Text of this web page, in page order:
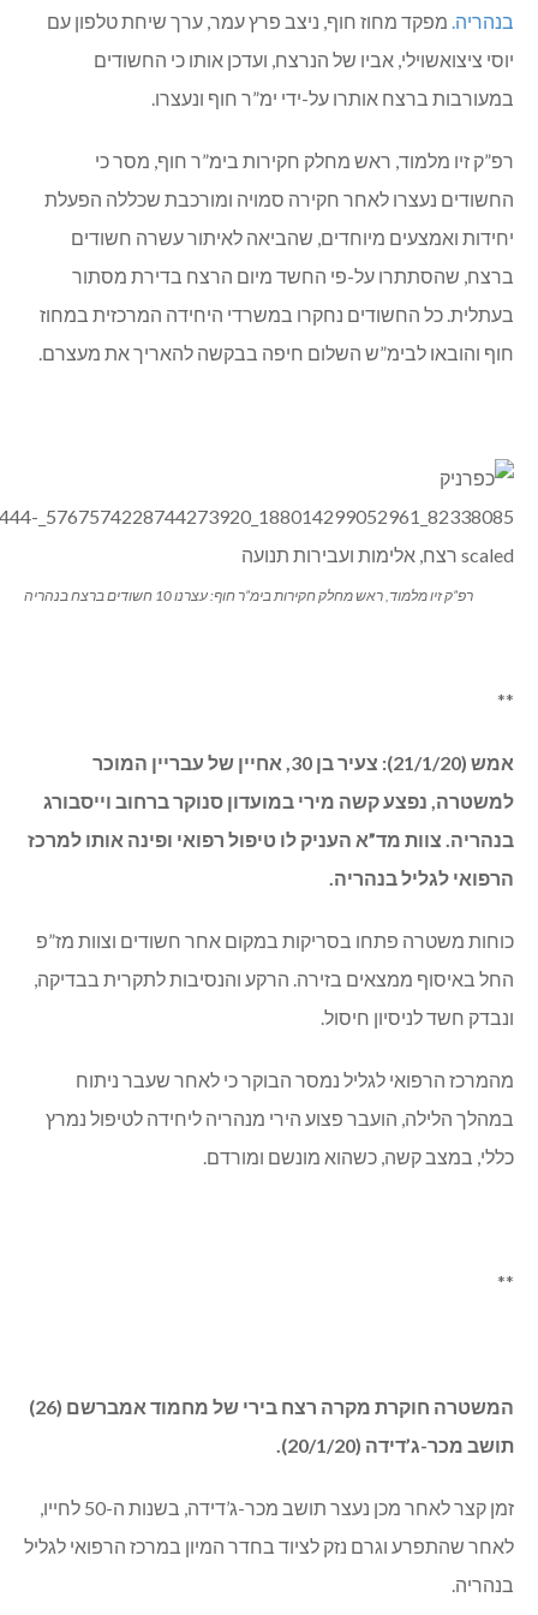
בנהריה.מפקד מחוז חוף, ניצב פרץ עמר, ערך שיחת טלפון עם
יוסי ציצואשוילי, אביו של הנרצח, ועדכן אותו כי החשודים
במעורבות ברצח אותרו על-ידי ימ”ר חוף ונעצרו.
רפ”ק זיו מלמוד, ראש מחלק חקירות בימ”ר חוף, מסר כי
החשודים נעצרו לאחר חקירה סמויה ומורכבת שכללה הפעלת
יחידות ואמצעים מיוחדים, שהביאה לאיתור עשרה חשודים
ברצח, שהסתתרו על-פי החשד מיום הרצח בדירת מסתור
בעתלית. כל החשודים נחקרו במשרדי היחידה המרכזית במחוז
חוף והובאו לבימ”ש השלום חיפה בבקשה להאריך את מעצרם.
רפ”ק זיו מלמוד, ראש מחלק חקירות בימ”ר חוף: עצרנו 10 חשודים ברצח בנהריה
אמש (21/1/20): צעיר בן 30, אחיין של עבריין המוכר
למשטרה, נפצע קשה מירי במועדון סנוקר ברחוב וייסבורג
בנהריה. צוות מד”א העניק לו טיפול רפואי ופינה אותו למרכז
הרפואי לגליל בנהריה.
כוחות משטרה פתחו בסריקות במקום אחר חשודים וצוות מז”פ
החל באיסוף ממצאים בזירה. הרקע והנסיבות לתקרית בבדיקה,
ונבדק חשד לניסיון חיסול.
מהמרכז הרפואי לגליל נמסר הבוקר כי לאחר שעבר ניתוח
במהלך הלילה, הועבר פצוע הירי מנהריה ליחידה לטיפול נמרץ
כללי, במצב קשה, כשהוא מונשם ומורדם.
המשטרה חוקרת מקרה רצח בירי של מחמוד אמברשם (26)
תושב מכר-ג’דידה (20/1/20).
זמן קצר לאחר מכן נעצר תושב מכר-ג’דידה, בשנות ה-50 לחייו,
לאחר שהתפרע וגרם נזק לציוד בחדר המיון במרכז הרפואי לגליל
בנהריה.